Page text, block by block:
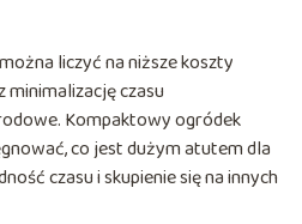
liczyć na niższe koszty
czasu
Kompaktowy ogródek
co jest dużym atutem dla
czasu i skupienie się na innych